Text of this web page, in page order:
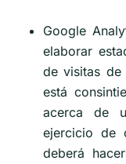
Google
elaborar
de visitas
está
acerca de
ejercicio de
deberá